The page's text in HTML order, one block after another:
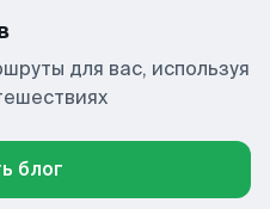
для вас, используя
блог